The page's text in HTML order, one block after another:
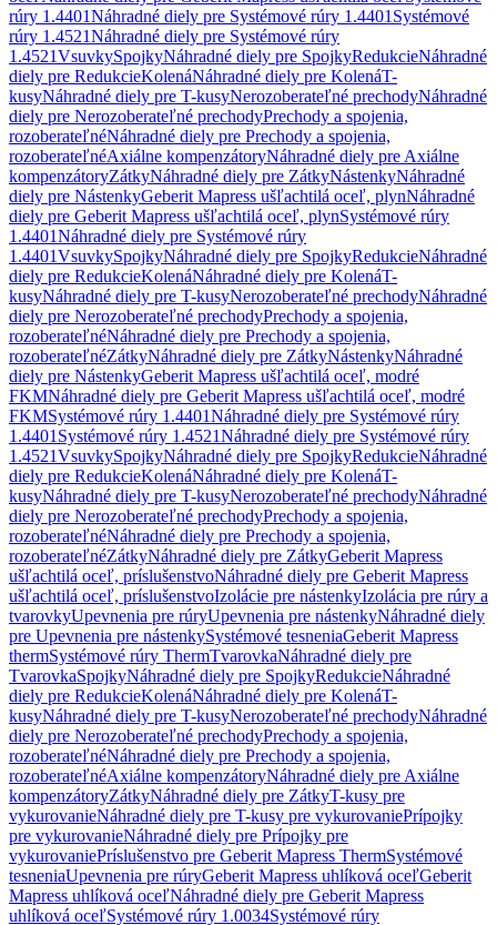
rúry 1.4401Náhradné diely pre Systémové rúry 1.4401 Systémové
rúry 1.4521Náhradné diely pre Systémové rúry
1.4521VsuvkySpojkyNáhradné diely pre SpojkyRedukcieNáhradné
diely pre RedukcieKolenáNáhradné diely pre KolenáT-
kusyNáhradné diely pre T-kusyNerozoberateľné prechodyNáhradné
diely pre Nerozoberateľné prechodyPrechody a spojenia,
rozoberateľnéNáhradné diely pre Prechody a spojenia,
rozoberateľnéAxiálne kompenzátoryNáhradné diely pre Axiálne
kompenzátoryZátkyNáhradné diely pre ZátkyNástenkyNáhradné
diely pre NástenkyGeberit Mapress ušľachtilá oceľ, plynNáhradné
diely pre Geberit Mapress ušľachtilá oceľ, plynSystémové rúry
1.4401Náhradné diely pre Systémové rúry
1.4401VsuvkySpojkyNáhradné diely pre SpojkyRedukcieNáhradné
diely pre RedukcieKolenáNáhradné diely pre KolenáT-
kusyNáhradné diely pre T-kusyNerozoberateľné prechodyNáhradné
diely pre Nerozoberateľné prechodyPrechody a spojenia,
rozoberateľnéNáhradné diely pre Prechody a spojenia,
rozoberateľnéZátkyNáhradné diely pre ZátkyNástenkyNáhradné
diely pre NástenkyGeberit Mapress ušľachtilá oceľ, modré
FKMNáhradné diely pre Geberit Mapress ušľachtilá oceľ, modré
FKMSystémové rúry 1.4401Náhradné diely pre Systémové rúry
1.4401 Systémové rúry 1.4521Náhradné diely pre Systémové rúry
1.4521VsuvkySpojkyNáhradné diely pre SpojkyRedukcieNáhradné
diely pre RedukcieKolenáNáhradné diely pre KolenáT-
kusyNáhradné diely pre T-kusyNerozoberateľné prechodyNáhradné
diely pre Nerozoberateľné prechodyPrechody a spojenia,
rozoberateľnéNáhradné diely pre Prechody a spojenia,
rozoberateľnéZátkyNáhradné diely pre ZátkyGeberit Mapress
ušľachtilá oceľ, príslušenstvoNáhradné diely pre Geberit Mapress
ušľachtilá oceľ, príslušenstvoIzolácie pre nástenkyIzolácia pre rúry a
tvarovkyUpevnenia pre rúryUpevnenia pre nástenkyNáhradné diely
pre Upevnenia pre nástenkySystémové tesneniaGeberit Mapress
thermSystémové rúry ThermTvarovkaNáhradné diely pre
TvarovkaSpojkyNáhradné diely pre SpojkyRedukcieNáhradné
diely pre RedukcieKolenáNáhradné diely pre KolenáT-
kusyNáhradné diely pre T-kusyNerozoberateľné prechodyNáhradné
diely pre Nerozoberateľné prechodyPrechody a spojenia,
rozoberateľnéNáhradné diely pre Prechody a spojenia,
rozoberateľnéAxiálne kompenzátoryNáhradné diely pre Axiálne
kompenzátoryZátkyNáhradné diely pre ZátkyT-kusy pre
vykurovanieNáhradné diely pre T-kusy pre vykurovaniePrípojky
pre vykurovanieNáhradné diely pre Prípojky pre
vykurovaniePríslušenstvo pre Geberit Mapress ThermSystémové
tesneniaUpevnenia pre rúryGeberit Mapress uhlíková oceľGeberit
Mapress uhlíková oceľNáhradné diely pre Geberit Mapress
uhlíková oceľSystémové rúry 1.0034Systémové rúry